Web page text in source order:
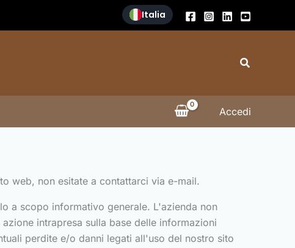
Italia
Cerca
Accedi
web, non esitate a contattarci via e-mail.
a scopo informativo generale. L'azienda non
intrapresa sulla base delle informazioni
perdite e/o danni legati all'uso del nostro sito